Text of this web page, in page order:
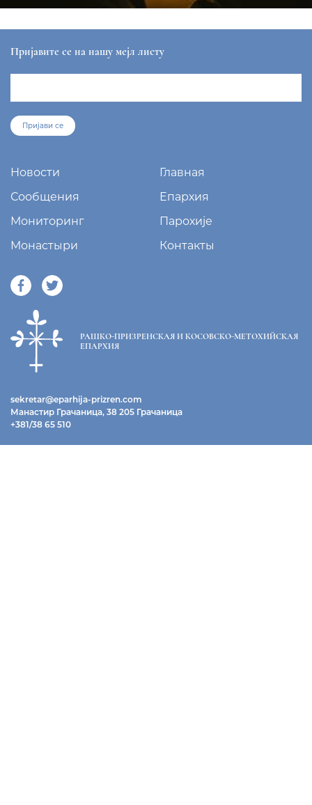
Пријавите се на нашу мејл листу
Пријави се
Новости
Главная
Сообщения
Епархия
Мониторинг
Парохије
Монастыри
Контакты
РАШКО-ПРИЗРЕНСКАЯ И КОСОВСКО-МЕТОХИЙСКАЯ
ЕПАРХИЯ
sekretar@eparhija-prizren.com
Манастир Грачаница, 38 205 Грачаница
+381/38 65 510